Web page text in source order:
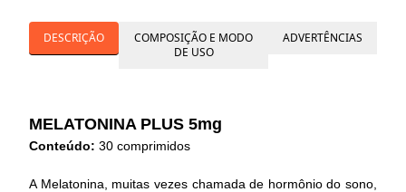
ADVERTÊNCIAS
COMPOSIÇÃO E MODO
DE USO
DESCRIÇÃO
MELATONINA PLUS 5mg
Conteúdo: 30 comprimidos
A Melatonina, muitas vezes chamada de hormônio do sono,